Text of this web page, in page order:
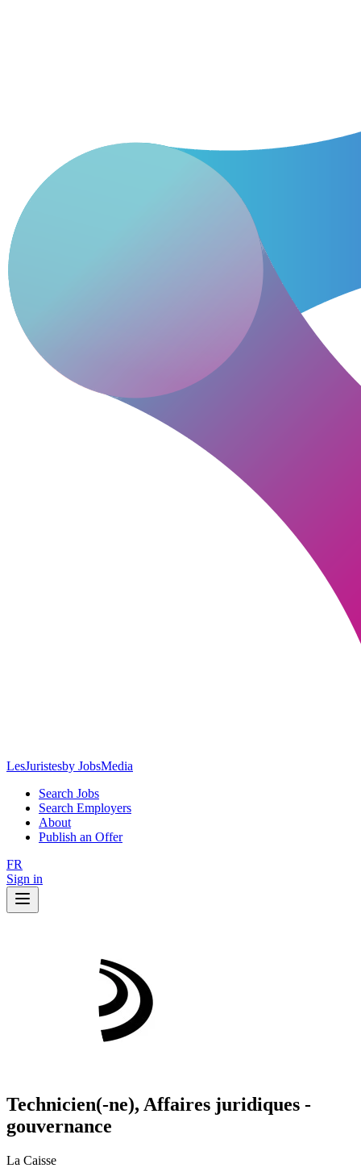
LesJuristesby JobsMedia
Search Jobs
Search Employers
About
Publish an Offer
FR
Sign in
Technicien(-ne), Affaires juridiques -
gouvernance
La Caisse